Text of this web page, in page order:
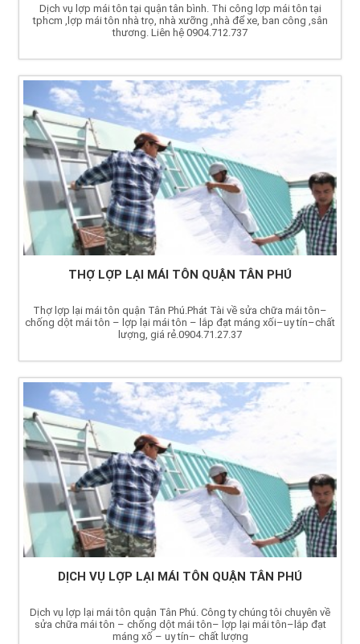
Dịch vụ lợp mái tôn tại quận tân bình. Thi công lợp mái tôn tại
tphcm ,lợp mái tôn nhà trọ, nhà xưỡng ,nhà để xe, ban công ,sân
thương. Liên hệ 0904.712.737
THỢ LỢP LẠI MÁI TÔN QUẬN TÂN PHÚ
Thợ lợp lại mái tôn quận Tân Phú.Phát Tài về sửa chữa mái tôn–
chống dột mái tôn – lợp lại mái tôn – lắp đạt máng xối–uy tín–chất
lượng, giá rẻ.0904.71.27.37
DỊCH VỤ LỢP LẠI MÁI TÔN QUẬN TÂN PHÚ
Dịch vụ lợp lại mái tôn quận Tân Phú. Công ty chúng tôi chuyên về
sửa chữa mái tôn – chống dột mái tôn– lợp lại mái tôn–lắp đạt
máng xố – uy tín– chất lượng